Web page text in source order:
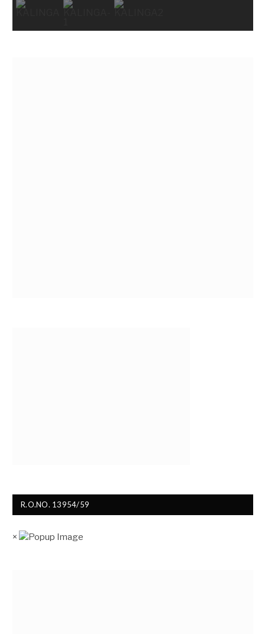
R.O.NO. 13954/59
×